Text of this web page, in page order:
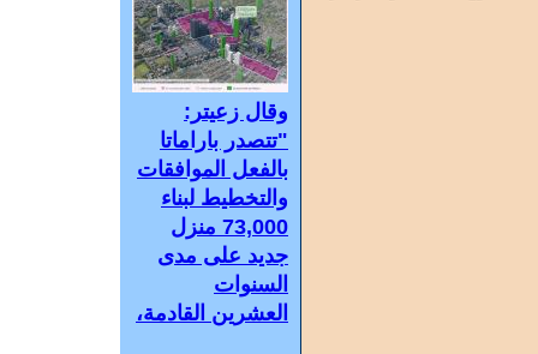
وقال زعيتر:
"تتصدر باراماتا
بالفعل الموافقات
والتخطيط لبناء
73,000 منزل
جديد على مدى
السنوات
العشرين القادمة،